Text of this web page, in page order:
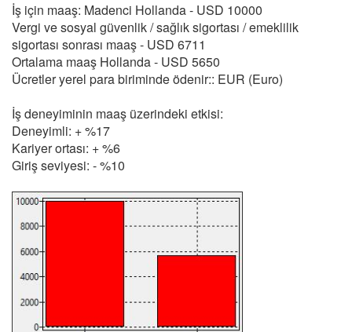
İş için maaş: Madenci Hollanda - USD 10000
Vergi ve sosyal güvenlik / sağlık sigortası / emeklilik
sigortası sonrası maaş - USD 6711
Ortalama maaş Hollanda - USD 5650
Ücretler yerel para biriminde ödenir:: EUR (Euro)
İş deneyiminin maaş üzerindeki etkisi:
Deneyimli: + %17
Kariyer ortası: + %6
Giriş seviyesi: - %10